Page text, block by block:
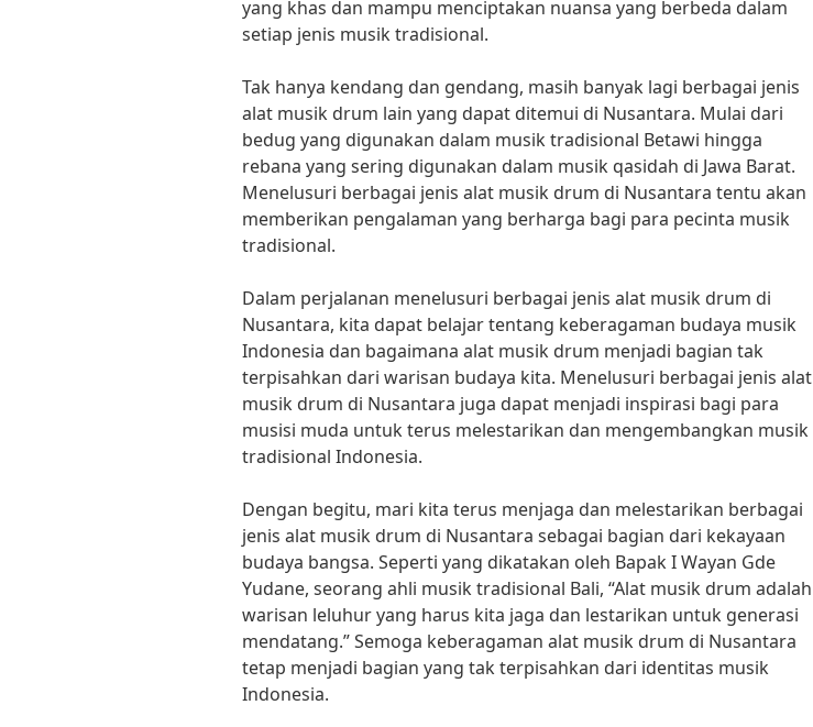
yang khas dan mampu menciptakan nuansa yang berbeda dalam
setiap jenis musik tradisional.
Tak hanya kendang dan gendang, masih banyak lagi berbagai jenis
alat musik drum lain yang dapat ditemui di Nusantara. Mulai dari
bedug yang digunakan dalam musik tradisional Betawi hingga
rebana yang sering digunakan dalam musik qasidah di Jawa Barat.
Menelusuri berbagai jenis alat musik drum di Nusantara tentu akan
memberikan pengalaman yang berharga bagi para pecinta musik
tradisional.
Dalam perjalanan menelusuri berbagai jenis alat musik drum di
Nusantara, kita dapat belajar tentang keberagaman budaya musik
Indonesia dan bagaimana alat musik drum menjadi bagian tak
terpisahkan dari warisan budaya kita. Menelusuri berbagai jenis alat
musik drum di Nusantara juga dapat menjadi inspirasi bagi para
musisi muda untuk terus melestarikan dan mengembangkan musik
tradisional Indonesia.
Dengan begitu, mari kita terus menjaga dan melestarikan berbagai
jenis alat musik drum di Nusantara sebagai bagian dari kekayaan
budaya bangsa. Seperti yang dikatakan oleh Bapak I Wayan Gde
Yudane, seorang ahli musik tradisional Bali, “Alat musik drum adalah
warisan leluhur yang harus kita jaga dan lestarikan untuk generasi
mendatang.” Semoga keberagaman alat musik drum di Nusantara
tetap menjadi bagian yang tak terpisahkan dari identitas musik
Indonesia.